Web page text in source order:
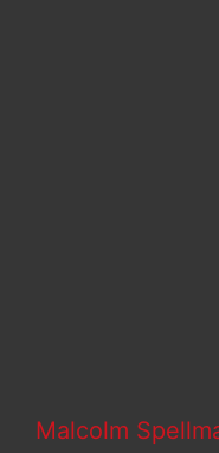
Malcolm